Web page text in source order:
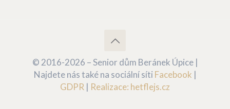
© 2016-2026 – Senior dům Beránek Úpice |
Najdete nás také na sociální síti Facebook |
GDPR | Realizace: hetflejs.cz